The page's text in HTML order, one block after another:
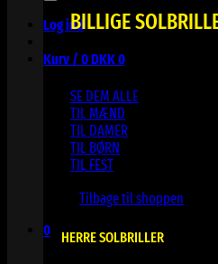
Log ind
Kurv / 0DKK0
Ingen varer i kurven.
Tilbage til shoppen
0
Kurv
BILLIGE
SE DEM ALLE
TIL MÆND
TIL DAMER
TIL BØRN
TIL FEST
HERRE SOLBRILLER